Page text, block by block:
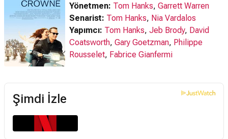
Yönetmen: Tom Hanks, Garrett Warren
Senarist: Tom Hanks, Nia Vardalos
Yapımcı: Tom Hanks, Jeb Brody, David
Coatsworth, Gary Goetzman, Philippe
Rousselet, Fabrice Gianfermi
Şimdi İzle